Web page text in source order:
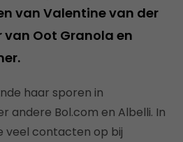
van Valentine van der
Oot Granola en
haar sporen in
andere Bol.com en Albelli. In
veel contacten op bij